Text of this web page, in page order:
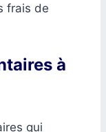
frais de
à
qui